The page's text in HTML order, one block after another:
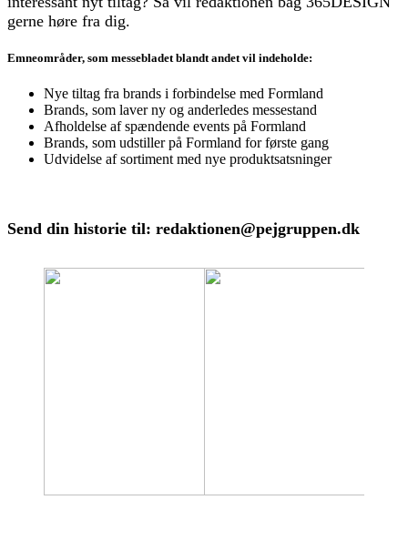
gerne høre fra dig.
Emneområder, som messebladet blandt andet vil indeholde:
Nye tiltag fra brands i forbindelse med Formland
Brands, som laver ny og anderledes messestand
Afholdelse af spændende events på Formland
Brands, som udstiller på Formland for første gang
Udvidelse af sortiment med nye produktsatsninger
Send din historie til: redaktionen@pejgruppen.dk